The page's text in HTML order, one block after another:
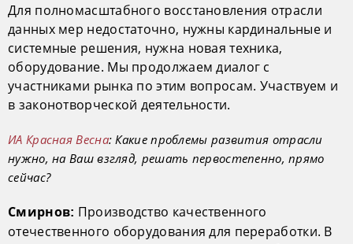
Для полномасштабного восстановления отрасли
данных мер недостаточно, нужны кардинальные и
системные решения, нужна новая техника,
оборудование. Мы продолжаем диалог с
участниками рынка по этим вопросам. Участвуем и
в законотворческой деятельности.
ИА Красная Весна: Какие проблемы развития отрасли
нужно, на Ваш взгляд, решать первостепенно, прямо
сейчас?
Смирнов: Производство качественного
отечественного оборудования для переработки. В